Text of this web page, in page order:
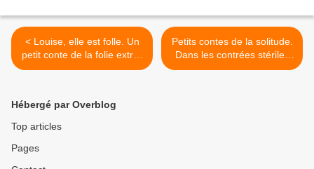
< Louise, elle est folle. Un
petit conte de la folie extra-
ordinaire où les fous ne
Petits contes de la solitude.
Dans les contrées stériles
d’un futur possible. >
Hébergé par Overblog
Top articles
Pages